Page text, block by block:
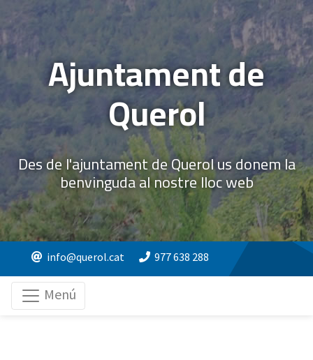
Ajuntament de
Querol
Des de l'ajuntament de Querol us donem la
benvinguda al nostre lloc web
info@querol.cat 977 638 288
Menú